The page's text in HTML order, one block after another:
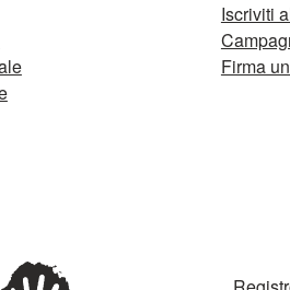
Iscriviti
Firma